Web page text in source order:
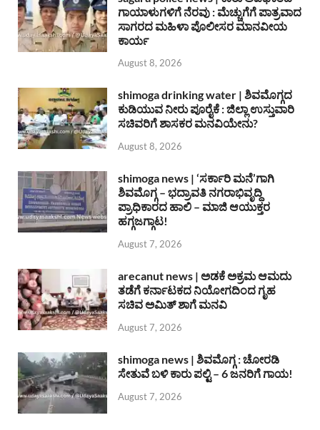
ಗಾಯಾಳುಗಳಿಗೆ ನೆರವು : ಮೆಚ್ಚುಗೆಗೆ ಪಾತ್ರವಾದ
ಸಾಗರದ ಮಹಿಳಾ ಪೊಲೀಸರ ಮಾನವೀಯ
ಕಾರ್ಯ
August 8, 2026
shimoga drinking water | ಶಿವಮೊಗ್ಗದ
ಕುಡಿಯುವ ನೀರು ಪೂರೈಕೆ : ಜಿಲ್ಲಾ ಉಸ್ತುವಾರಿ
ಸಚಿವರಿಗೆ ಶಾಸಕರ ಮನವಿಯೇನು?
August 8, 2026
shimoga news | ‘ಸರ್ಕಾರಿ ಮನೆ’ಗಾಗಿ
ಶಿವಮೊಗ್ಗ – ಭದ್ರಾವತಿ ನಗರಾಭಿವೃದ್ದಿ
ಪ್ರಾಧಿಕಾರದ ಹಾಲಿ – ಮಾಜಿ ಆಯುಕ್ತರ
ಹಗ್ಗಜಗ್ಗಾಟ!
August 7, 2026
arecanut news | ಅಡಕೆ ಅಕ್ರಮ ಆಮದು
ತಡೆಗೆ ಕರ್ನಾಟಕದ ನಿಯೋಗದಿಂದ ಗೃಹ
ಸಚಿವ ಅಮಿತ್ ಶಾಗೆ ಮನವಿ
August 7, 2026
shimoga news | ಶಿವಮೊಗ್ಗ : ಚೋರಡಿ
ಸೇತುವೆ ಬಳಿ ಕಾರು ಪಲ್ಟಿ – 6 ಜನರಿಗೆ ಗಾಯ!
August 7, 2026